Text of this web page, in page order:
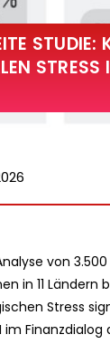
STUDIE:
von 3.500
in 11 Ländern
Stress
im Finanzdialog